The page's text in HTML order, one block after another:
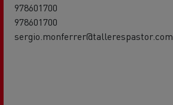
978601700
978601700
sergio.monferrer@tallerespastor.com